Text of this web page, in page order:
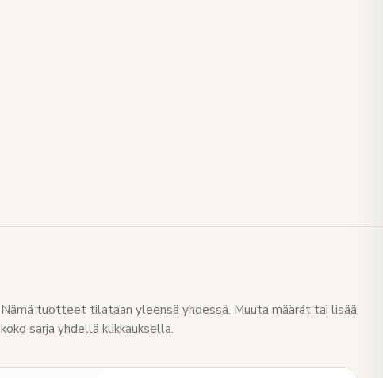
Nämä tuotteet tilataan yleensä yhdessä. Muuta määrät tai lisää
koko sarja yhdellä klikkauksella.